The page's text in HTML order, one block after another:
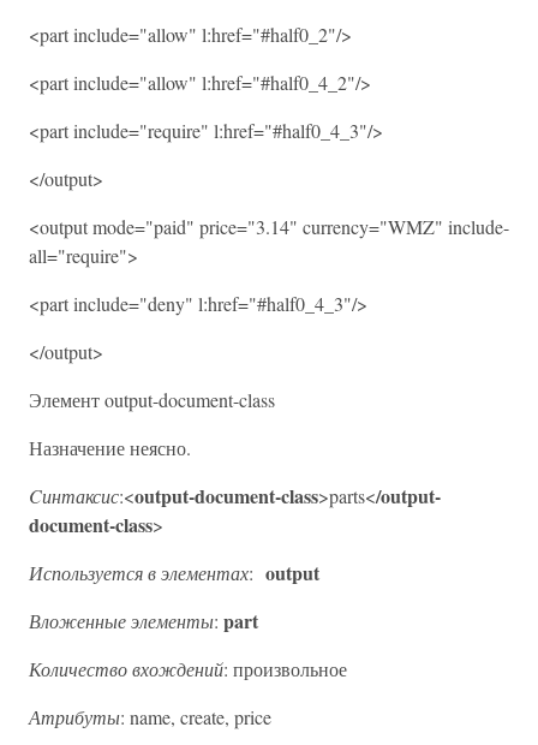
<part include="allow" l:href="#half0_2"/>
<part include="allow" l:href="#half0_4_2"/>
<part include="require" l:href="#half0_4_3"/>
</output>
<output mode="paid" price="3.14" currency="WMZ" include-
all="require">
<part include="deny" l:href="#half0_4_3"/>
</output>
Элемент output-document-class
Назначение неясно.
Cинтаксис:<output-document-class>parts</output-
document-class>
Используется в элементах: output
Вложенные элементы: part
Количество вхождений: произвольное
Атрибуты: name, create, price